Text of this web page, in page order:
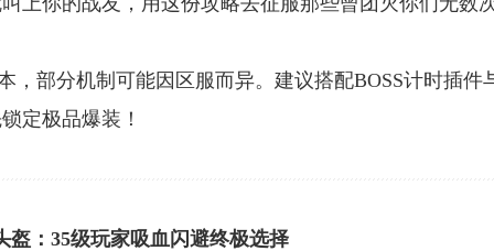
，部分机制可能因区服而异。建议搭配BOSS计时插件
定极品爆装！
盔：35级玩家吸血闪避终极选择